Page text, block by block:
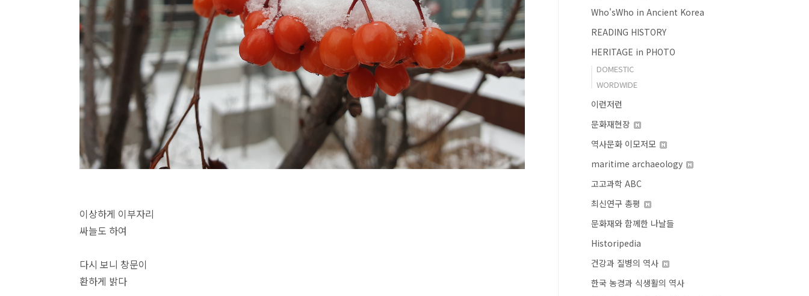
이상하게 이부자리
싸늘도 하여
다시 보니 창문이
환하게 밝다
Who'sWho in Ancient Korea
READING HISTORY
HERITAGE in PHOTO
DOMESTIC
WORDWIDE
이런저런
문화재현장
역사문화 이모저모
maritime archaeology
고고과학 ABC
최신연구 총평
문화재와 함께한 나날들
Historipedia
건강과 질병의 역사
한국 농경과 식생활의 역사